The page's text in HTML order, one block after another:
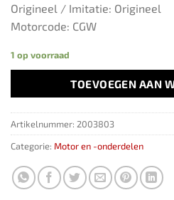
Origineel / Imitatie: Origineel
Motorcode: CGW
1 op voorraad
TOEVOEGEN AAN
Artikelnummer: 2003803
Categorie: Motor en -onderdelen